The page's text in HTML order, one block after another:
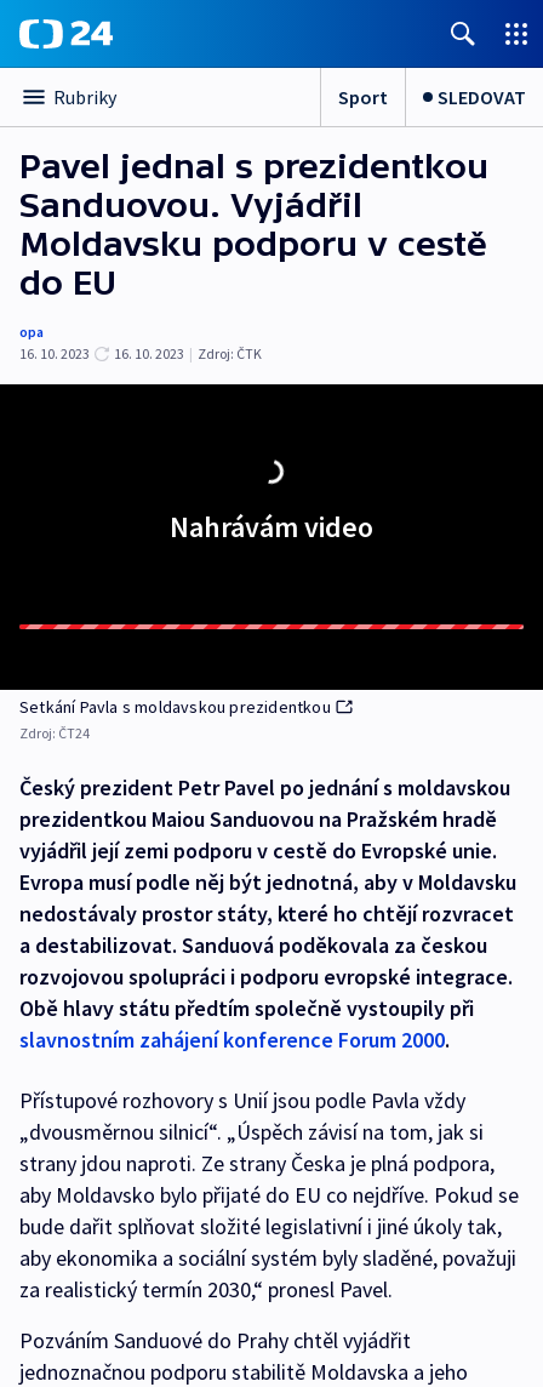
Rubriky Sport SLEDOVAT
Pavel jednal s prezidentkou
Sanduovou. Vyjádřil
Moldavsku podporu v cestě
do EU
opa
16. 10. 2023
16. 10. 2023 | Zdroj: ČTK
Nahrávám video
Setkání Pavla s moldavskou prezidentkou
Zdroj: ČT24
Český prezident Petr Pavel po jednání s moldavskou
prezidentkou Maiou Sanduovou na Pražském hradě
vyjádřil její zemi podporu v cestě do Evropské unie.
Evropa musí podle něj být jednotná, aby v Moldavsku
nedostávaly prostor státy, které ho chtějí rozvracet
a destabilizovat. Sanduová poděkovala za českou
rozvojovou spolupráci i podporu evropské integrace.
Obě hlavy státu předtím společně vystoupily při
slavnostním zahájení konference Forum 2000.
Přístupové rozhovory s Unií jsou podle Pavla vždy
„dvousměrnou silnicí“. „Úspěch závisí na tom, jak si
strany jdou naproti. Ze strany Česka je plná podpora,
aby Moldavsko bylo přijaté do EU co nejdříve. Pokud se
bude dařit splňovat složité legislativní i jiné úkoly tak,
aby ekonomika a sociální systém byly sladěné, považuji
za realistický termín 2030,“ pronesl Pavel.
Pozváním Sanduové do Prahy chtěl vyjádřit
jednoznačnou podporu stabilitě Moldavska a jeho